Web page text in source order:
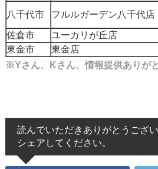
八千代市 フルルガーデン八千代店
佐倉市
ユーカリが丘店
東金市
東金店
※Yさん、Kさん、情報提供ありが
読んでいただきありがとうござ
シェアしてください。